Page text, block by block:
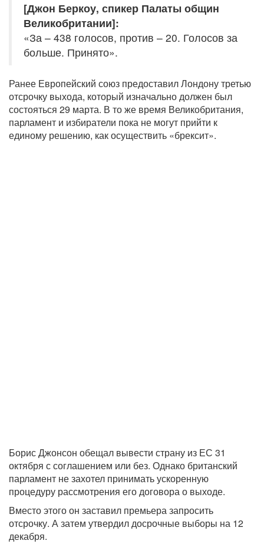
[Джон Беркоу, спикер Палаты общин
Великобритании]:
«За – 438 голосов, против – 20. Голосов за
больше. Принято».
Ранее Европейский союз предоставил Лондону третью
отсрочку выхода, который изначально должен был
состояться 29 марта. В то же время Великобритания,
парламент и избиратели пока не могут прийти к
единому решению, как осуществить «брексит».
Борис Джонсон обещал вывести страну из ЕС 31
октября с соглашением или без. Однако британский
парламент не захотел принимать ускоренную
процедуру рассмотрения его договора о выходе.
Вместо этого он заставил премьера запросить
отсрочку. А затем утвердил досрочные выборы на 12
декабря.